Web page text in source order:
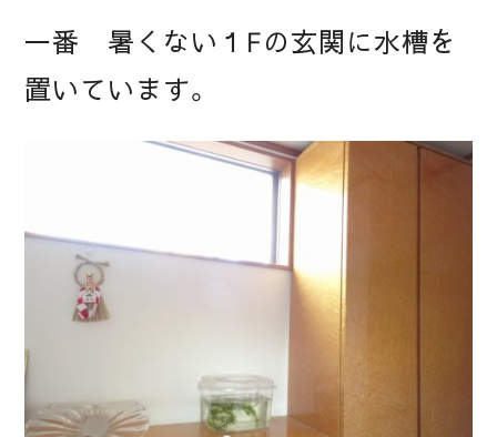
一番 暑くない１Fの玄関に水槽を
置いています。